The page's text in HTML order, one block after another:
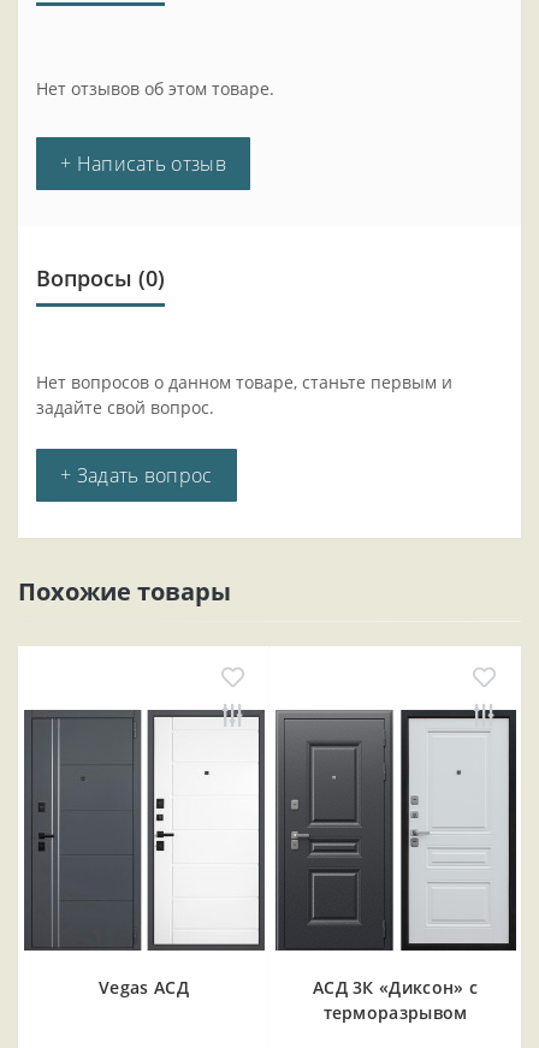
Нет отзывов об этом товаре.
+ Написать отзыв
Вопросы (0)
Нет вопросов о данном товаре, станьте первым и
задайте свой вопрос.
+ Задать вопрос
Похожие товары
Vegas АСД
АСД 3К «Диксон» с
терморазрывом